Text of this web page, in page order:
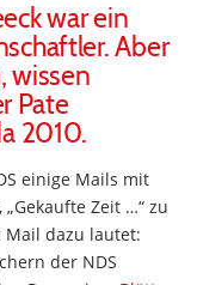
war ein
Aber
wissen
Pate
2010.
einige Mails mit
Zeit …“ zu
dazu lautet:
der NDS